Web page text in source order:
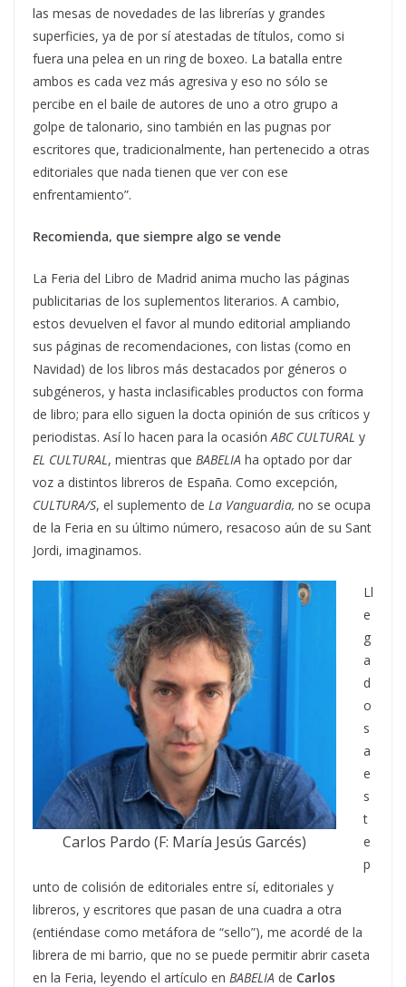
las mesas de novedades de las librerías y grandes
superficies, ya de por sí atestadas de títulos, como si
fuera una pelea en un ring de boxeo. La batalla entre
ambos es cada vez más agresiva y eso no sólo se
percibe en el baile de autores de uno a otro grupo a
golpe de talonario, sino también en las pugnas por
escritores que, tradicionalmente, han pertenecido a otras
editoriales que nada tienen que ver con ese
enfrentamiento”.
Recomienda, que siempre algo se vende
La Feria del Libro de Madrid anima mucho las páginas
publicitarias de los suplementos literarios. A cambio,
estos devuelven el favor al mundo editorial ampliando
sus páginas de recomendaciones, con listas (como en
Navidad) de los libros más destacados por géneros o
subgéneros, y hasta inclasificables productos con forma
de libro; para ello siguen la docta opinión de sus críticos y
periodistas. Así lo hacen para la ocasiónABC CULTURAL y
EL CULTURAL, mientras que BABELIA ha optado por dar
voz a distintos libreros de España. Como excepción,
CULTURA/S, el suplemento de La Vanguardia, no se ocupa
de la Feria en su último número, resacoso aún de su Sant
Jordi, imaginamos.
Carlos Pardo (F: María Jesús Garcés)
Ll
e
g
a
d
o
s
a
e
s
t
e
p
unto de colisión de editoriales entre sí, editoriales y
libreros, y escritores que pasan de una cuadra a otra
(entiéndase como metáfora de “sello”), me acordé de la
librera de mi barrio, que no se puede permitir abrir caseta
en la Feria, leyendo el artículo en BABELIA de Carlos